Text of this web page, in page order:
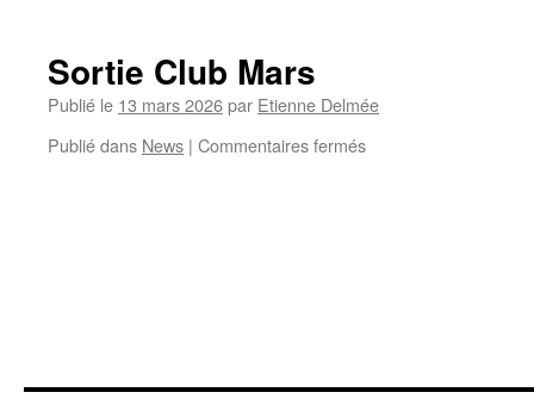
Sortie Club Mars
Publié le 13 mars 2026par Etienne Delmée
Publié dans News | Commentaires ferméssur